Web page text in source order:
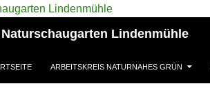
Lindenmühle
ARBEITSKREIS NATURNAHES GRÜN